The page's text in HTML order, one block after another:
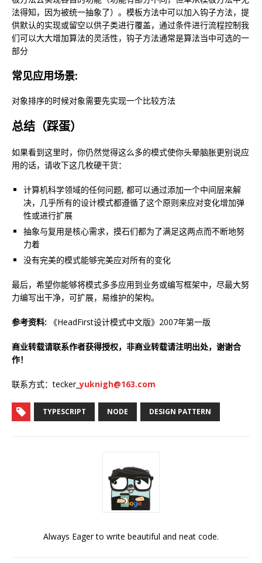
法得知，因为被统一抽象了）。模板方法中可以加入钩子方法，提
供默认的实现或留空以供子类进行覆盖，通过条件进行流程控制我
们可以大大增加算法的灵活性，钩子方法通常是算法当中可选的一
部分
常见应用场景:
对象排序的时候对象需要先实现一个比较方法
总结（踩蛋）
如果看到这里时，你仍然觉得这么多的模式使你头晕脑胀更别说应
用的话，请收下这几枚硬干货：
计算机科学领域的任何问题, 都可以通过添加一个中间层来解
决，几乎所有的设计模式都遵循了这个原则来应对变化增加弹
性或进行扩展
抽象与复用是核心需求，摸石们都为了满足这两点而不断地努
力着
没有完美的模式能够完美应对所有的变化
最后，希望你能够将模式多多应用到业务或编写框架中，尽最大努
力编写出干净，可扩展，易维护的架构。
参考资料: 《HeadFirst设计模式中文版》2007年第一版
商业转载请联系作者获得授权，非商业转载请注明出处，谢谢合
作！
联系方式：tecker_yuknigh@163.com
TYPESCRIPT NODE DESIGN PATTERN
Always Eager to write beautiful and neat code.